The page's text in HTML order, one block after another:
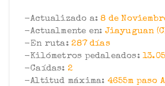
-Actualizado a:8 de
-Actualmente en: Jiayuguan
-En ruta:287 días
-Kilómetros pedaleados:
-Caídas: 2
-Altitud máxima: 4655m